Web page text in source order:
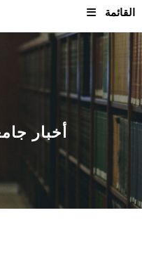
القائمة
أخبار